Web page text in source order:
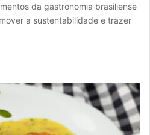
da gastronomia brasiliense
a sustentabilidade e trazer